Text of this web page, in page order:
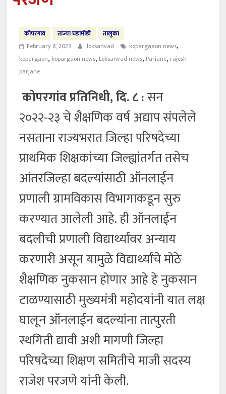
कोपरगाव ताज्या घडामोडी
तालुका
February 8, 2023
loksanvad kopargaaon news,
kopargaon, kopargaon news, Loksanvad news, Parjane, rajesh
parjane
कोपरगांव प्रतिनिधी, दि. ८ :सन
२०२२-२३ चे शैक्षणिक वर्ष अद्याप संपलेले
नसताना राज्यभरात जिल्हा परिषदेच्या
प्राथमिक शिक्षकांच्या जिल्ह्यांतर्गत तसेच
आंतरजिल्हा बदल्यांसाठी ऑनलाईन
प्रणाली ग्रामविकास विभागाकडून सुरु
करण्यात आलेली आहे. ही ऑनलाईन
बदलीची प्रणाली विद्यार्थ्यांवर अन्याय
करणारी असून यामुळे विद्यार्थ्यांचे मोठे
शैक्षणिक नुकसान होणार आहे हे नुकसान
टाळण्यासाठी मुख्यमंत्री महोदयांनी यात लक्ष
घालून ऑनलाईन बदल्यांना तात्पुरती
स्थगिती द्यावी अशी मागणी जिल्हा
परिषदेच्या शिक्षण समितीचे माजी सदस्य
राजेश परजणे यांनी केली.